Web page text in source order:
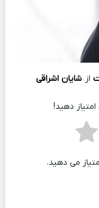
از شایان اشراقی
دهید!
می دهید.